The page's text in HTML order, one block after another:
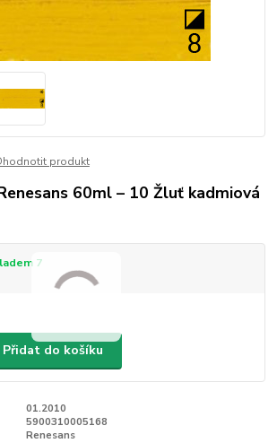
produkt
60ml – 10 Žluť kadmiová
7
Přidat do košíku
01.2010
5900310005168
Renesans